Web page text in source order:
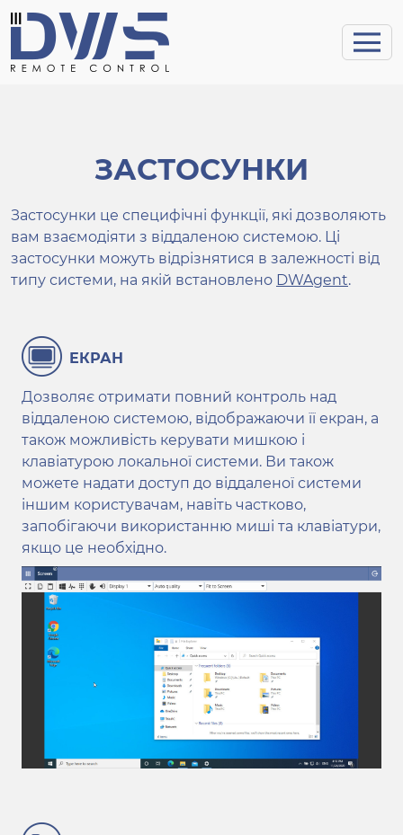
ЗАСТОСУНКИ
Застосунки це специфічні функції, які дозволяють
вам взаємодіяти з віддаленою системою. Ці
застосунки можуть відрізнятися в залежності від
типу системи, на якій встановлено DWAgent.
ЕКРАН
Дозволяє отримати повний контроль над
віддаленою системою, відображаючи її екран, а
також можливість керувати мишкою і
клавіатурою локальної системи. Ви також
можете надати доступ до віддаленої системи
іншим користувачам, навіть частково,
запобігаючи використанню миші та клавіатури,
якщо це необхідно.